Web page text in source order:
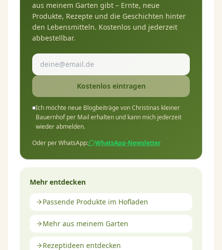
aus meinem Garten gibt – Ernte, neue
Produkte, Rezepte und die Geschichten hinter
den Lebensmitteln. Kostenlos und jederzeit
abbestellbar.
Kostenlos eintragen
Ich möchte neue Blogbeiträge von Christinas kleiner
Bauernhof per Mail erhalten und kann mich jederzeit
wieder abmelden.
Oder per WhatsApp:
WhatsApp-Newsletter
Mehr entdecken
Passende Produkte im Hofladen
Mehr aus meinem Garten
Rezeptideen entdecken